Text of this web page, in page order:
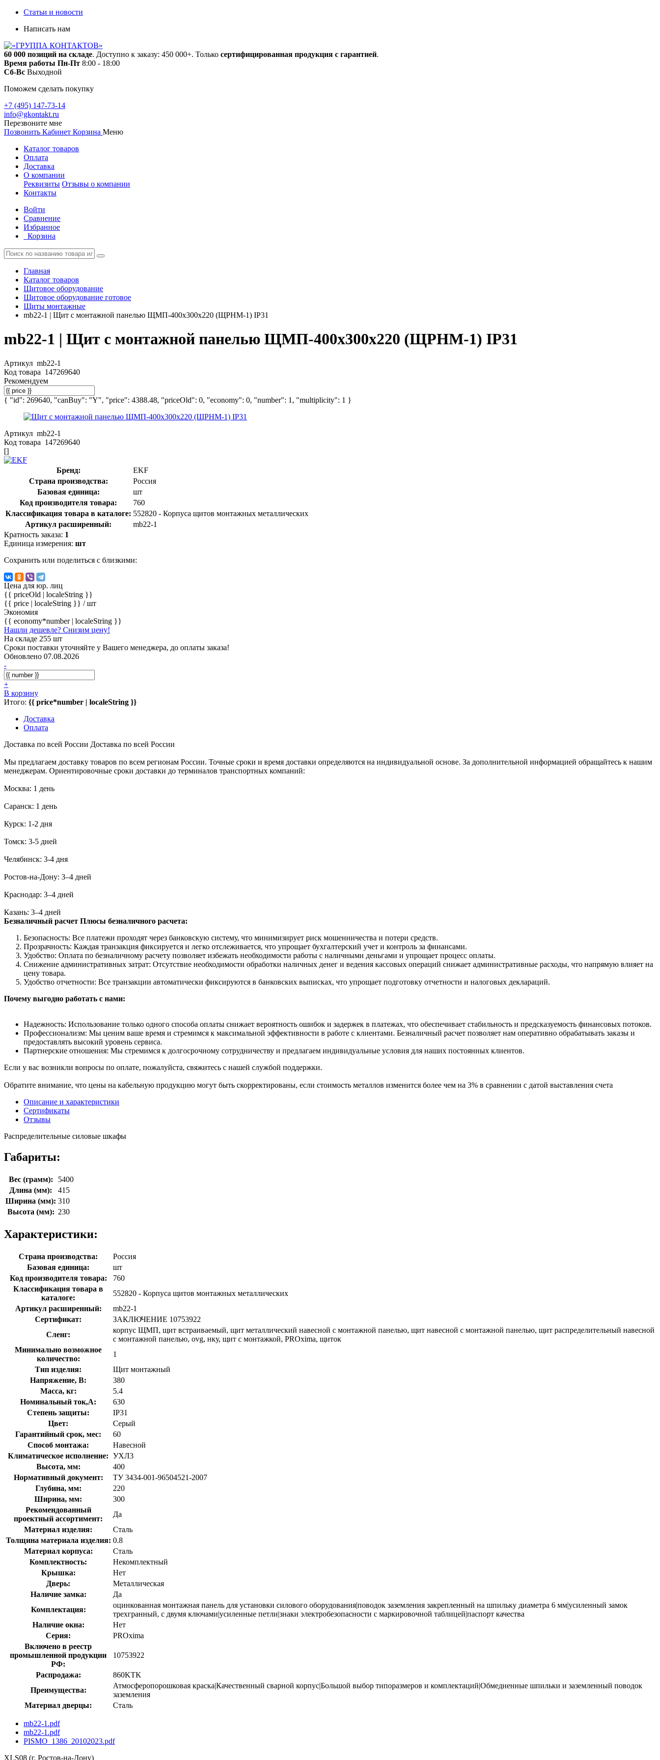
Статьи и новости
Написать нам
60 000 позиций на складе. Доступно к заказу: 450 000+. Только сертифицированная продукция с гарантией.
Время работы Пн-Пт 8:00 - 18:00
Сб-Вс Выходной
Поможем сделать покупку
+7 (495) 147-73-14
info@gkontakt.ru
Перезвоните мне
Позвонить Кабинет Корзина Меню
Каталог товаров
Оплата
Доставка
О компании
Реквизиты Отзывы о компании
Контакты
Войти
Сравнение
Избранное
Корзина
Главная
Каталог товаров
Щитовое оборудование
Щитовое оборудование готовое
Щиты монтажные
mb22-1 | Щит с монтажной панелью ЩМП-400х300х220 (ЩРНМ-1) IP31
mb22-1 | Щит с монтажной панелью ЩМП-400х300х220 (ЩРНМ-1) IP31
Артикул mb22-1
Код товара 147269640
Рекомендуем
{ "id": 269640, "canBuy": "Y", "price": 4388.48, "priceOld": 0, "economy": 0, "number": 1, "multiplicity": 1 }
Артикул mb22-1
Код товара 147269640
[]
Бренд:
EKF
Страна производства:
Россия
Базовая единица:
шт
Код производителя товара:
760
Классификация товара в каталоге: 552820 - Корпуса щитов монтажных металлических
Артикул расширенный:
mb22-1
Кратность заказа: 1
Единица измерения: шт
Сохранить или поделиться с близкими:
Цена для юр. лиц
{{ priceOld | localeString }}
{{ price | localeString }} / шт
Экономия
{{ economy*number | localeString }}
Нашли дешевле? Снизим цену!
На складе 255 шт
Сроки поставки уточняйте у Вашего менеджера, до оплаты заказа!
Обновлено 07.08.2026
-
+
В корзину
Итого: {{ price*number | localeString }}
Доставка
Оплата
Доставка по всей России Доставка по всей России
Мы предлагаем доставку товаров по всем регионам России. Точные сроки и время доставки определяются на индивидуальной основе. За дополнительной информацией обращайтесь к нашим
менеджерам. Ориентировочные сроки доставки до терминалов транспортных компаний:
Москва: 1 день
Саранск: 1 день
Курск: 1-2 дня
Томск: 3-5 дней
Челябинск: 3-4 дня
Ростов-на-Дону: 3–4 дней
Краснодар: 3–4 дней
Казань: 3–4 дней
Безналичный расчет Плюсы безналичного расчета:
Безопасность: Все платежи проходят через банковскую систему, что минимизирует риск мошенничества и потери средств.
Прозрачность: Каждая транзакция фиксируется и легко отслеживается, что упрощает бухгалтерский учет и контроль за финансами.
Удобство: Оплата по безналичному расчету позволяет избежать необходимости работы с наличными деньгами и упрощает процесс оплаты.
Снижение административных затрат: Отсутствие необходимости обработки наличных денег и ведения кассовых операций снижает административные расходы, что напрямую влияет на
цену товара.
Удобство отчетности: Все транзакции автоматически фиксируются в банковских выписках, что упрощает подготовку отчетности и налоговых деклараций.
Почему выгодно работать с нами:
Надежность: Использование только одного способа оплаты снижает вероятность ошибок и задержек в платежах, что обеспечивает стабильность и предсказуемость финансовых потоков.
Профессионализм: Мы ценим ваше время и стремимся к максимальной эффективности в работе с клиентами. Безналичный расчет позволяет нам оперативно обрабатывать заказы и
предоставлять высокий уровень сервиса.
Партнерские отношения: Мы стремимся к долгосрочному сотрудничеству и предлагаем индивидуальные условия для наших постоянных клиентов.
Если у вас возникли вопросы по оплате, пожалуйста, свяжитесь с нашей службой поддержки.
Обратите внимание, что цены на кабельную продукцию могут быть скорректированы, если стоимость металлов изменится более чем на 3% в сравнении с датой выставления счета
Описание и характеристики
Сертификаты
Отзывы
Распределительные силовые шкафы
Габариты:
Вес (грамм):
5400
Длина (мм):
415
Ширина (мм): 310
Высота (мм): 230
Характеристики:
Страна производства:
Россия
Базовая единица:
шт
Код производителя товара:
760
Классификация товара в
каталоге:
552820 - Корпуса щитов монтажных металлических
Артикул расширенный:
mb22-1
Сертификат:
ЗАКЛЮЧЕНИЕ 10753922
Сленг:
корпус ЩМП, щит встраиваемый, щит металлический навесной с монтажной панелью, щит навесной с монтажной панелью, щит распределительный навесной
с монтажной панелью, ovg, нку, щит с монтажкой, PROxima, щиток
Минимально возможное
количество:
1
Тип изделия:
Щит монтажный
Напряжение, В:
380
Масса, кг:
5.4
Номинальный ток,А:
630
Степень защиты:
IP31
Цвет:
Серый
Гарантийный срок, мес:
60
Способ монтажа:
Навесной
Климатическое исполнение: УХЛ3
Высота, мм:
400
Нормативный документ:
ТУ 3434-001-96504521-2007
Глубина, мм:
220
Ширина, мм:
300
Рекомендованный
проектный ассортимент:
Да
Материал изделия:
Сталь
Толщина материала изделия: 0.8
Материал корпуса:
Сталь
Комплектность:
Некомплектный
Крышка:
Нет
Дверь:
Металлическая
Наличие замка:
Да
Комплектация:
оцинкованная монтажная панель для установки силового оборудования|поводок заземления закрепленный на шпильку диаметра 6 мм|усиленный замок
трехгранный, с двумя ключами|усиленные петли|знаки электробезопасности с маркировочной таблицей|паспорт качества
Наличие окна:
Нет
Серия:
PROxima
Включено в реестр
промышленной продукции
РФ:
10753922
Распродажа:
860KTK
Преимущества:
Атмосферопорошковая краска|Качественный сварной корпус|Большой выбор типоразмеров и комплектаций|Обмедненные шпильки и заземленный поводок
заземления
Материал дверцы:
Сталь
mb22-1.pdf
mb22-1.pdf
PISMO_1386_20102023.pdf
XLS08 (г. Ростов-на-Дону)